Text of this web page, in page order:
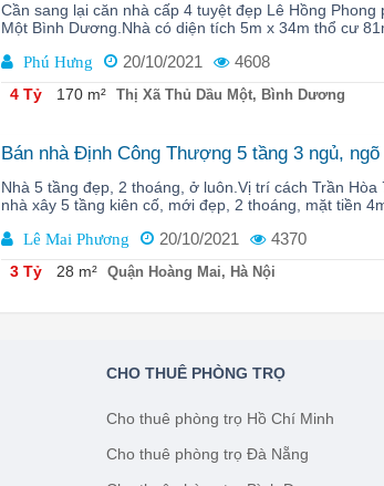
Cần sang lại căn nhà cấp 4 tuyệt đẹp Lê Hồng
Một Bình Dương.Nhà có diện tích 5m x 34m thổ cư
Phú Hưng 20/10/2021 4608
4 Tỷ 170 m² Thị Xã Thủ Dầu Một, Bình Dương
Bán nhà Định Công Thượng 5 tầng 3 ngủ,
Nhà 5 tầng đẹp, 2 thoáng, ở luôn.Vị trí cách Trần Hòa
nhà xây 5 tầng kiên cố, mới đẹp, 2 thoáng, mặt tiền
Lê Mai Phương 20/10/2021 4370
3 Tỷ 28 m² Quận Hoàng Mai, Hà Nội
CHO THUÊ PHÒNG TRỌ
Cho thuê phòng trọ Hồ Chí Minh
Cho thuê phòng trọ Đà Nẵng